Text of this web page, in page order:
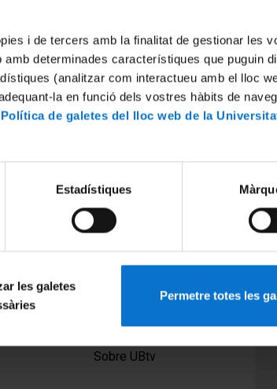
i de tercers amb la finalitat de gestionar les
determinades característiques que puguin
(analitzar com interactueu amb el lloc
la en funció dels vostres hàbits de
Política de galetes del lloc web de la
Estadístiques
les galetes
Permetre totes les
PEU 2
Sobre UBtv